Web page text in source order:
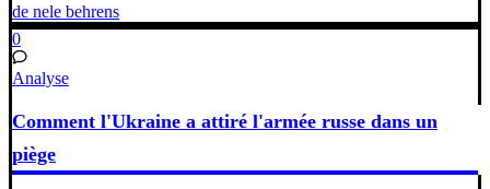
de nele behrens
0
Analyse
Comment l'Ukraine a attiré l'armée russe dans un
piège